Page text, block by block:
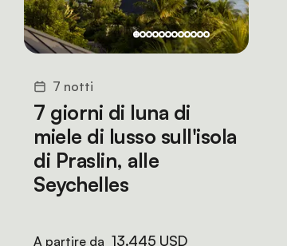
7 notti
7 giorni di luna di
miele di lusso sull'isola
di Praslin, alle
Seychelles
A partire da 13.445 USD